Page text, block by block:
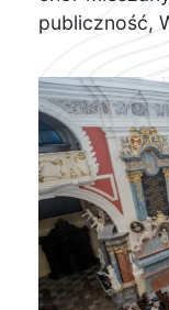
publiczność,